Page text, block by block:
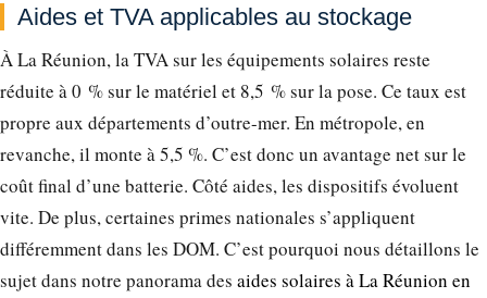
Aides et TVA applicables au stockage
À La Réunion, la TVA sur les équipements solaires reste
réduite à 0 % sur le matériel et 8,5 % sur la pose. Ce taux est
propre aux départements d’outre-mer. En métropole, en
revanche, il monte à 5,5 %. C’est donc un avantage net sur le
coût final d’une batterie. Côté aides, les dispositifs évoluent
vite. De plus, certaines primes nationales s’appliquent
différemment dans les DOM. C’est pourquoi nous détaillons le
sujet dans notre panorama des aides solaires à La Réunion en